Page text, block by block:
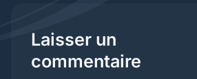
Laisser un
commentaire